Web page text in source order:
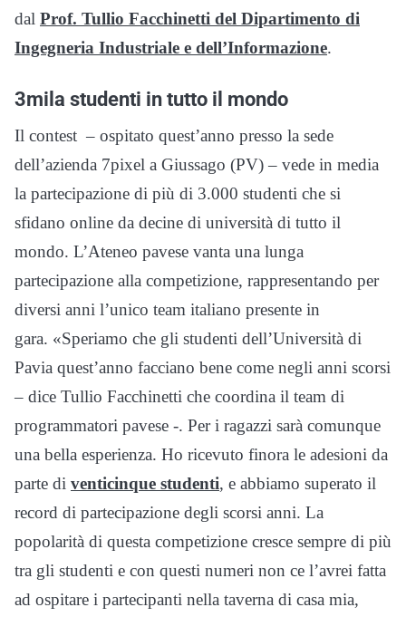
dal Prof. Tullio Facchinetti del Dipartimento di
Ingegneria Industriale e dell’Informazione.
3mila studenti in tutto il mondo
Il contest – ospitato quest’anno presso la sede
dell’azienda 7pixel a Giussago (PV) – vede in media
la partecipazione di più di 3.000 studenti che si
sfidano online da decine di università di tutto il
mondo. L’Ateneo pavese vanta una lunga
partecipazione alla competizione, rappresentando per
diversi anni l’unico team italiano presente in
gara. «Speriamo che gli studenti dell’Università di
Pavia quest’anno facciano bene come negli anni scorsi
– dice Tullio Facchinetti che coordina il team di
programmatori pavese ­-. Per i ragazzi sarà comunque
una bella esperienza. Ho ricevuto finora le adesioni da
parte di venticinque studenti, e abbiamo superato il
record di partecipazione degli scorsi anni. La
popolarità di questa competizione cresce sempre di più
tra gli studenti e con questi numeri non ce l’avrei fatta
ad ospitare i partecipanti nella taverna di casa mia,